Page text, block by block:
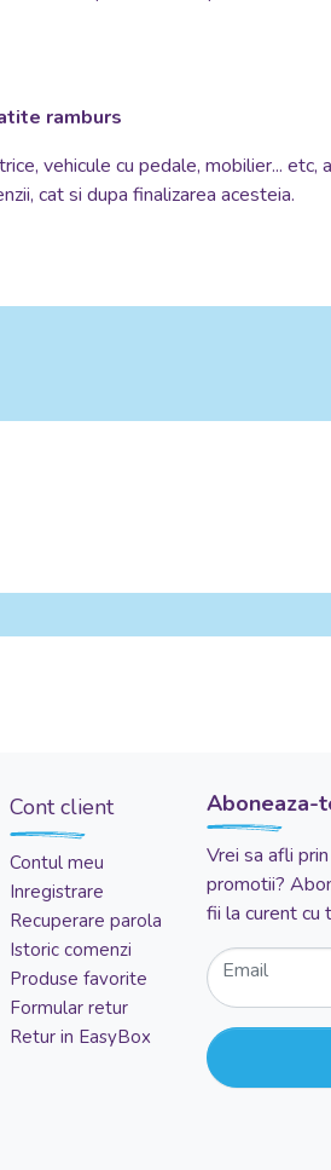
ramburs
vehicule cu pedale, mobilier... etc,
cat si dupa finalizarea acesteia.
Cont client
Contul meu
Inregistrare
Recuperare parola
Istoric comenzi
Produse favorite
Formular retur
Retur in EasyBox
Aboneaza-
Vrei sa afli
promotii?
fii la curent cu
Email